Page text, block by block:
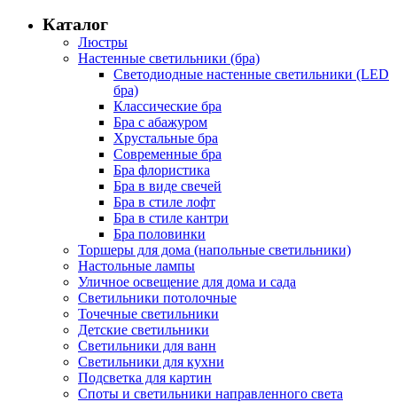
Каталог
Люстры
Настенные светильники (бра)
Светодиодные настенные светильники (LED
бра)
Классические бра
Бра с абажуром
Хрустальные бра
Современные бра
Бра флористика
Бра в виде свечей
Бра в стиле лофт
Бра в стиле кантри
Бра половинки
Торшеры для дома (напольные светильники)
Настольные лампы
Уличное освещение для дома и сада
Светильники потолочные
Точечные светильники
Детские светильники
Светильники для ванн
Светильники для кухни
Подсветка для картин
Споты и светильники направленного света